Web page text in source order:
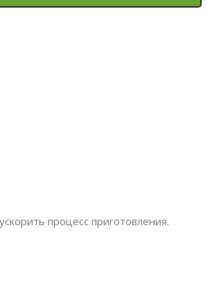
процесс приготовления.